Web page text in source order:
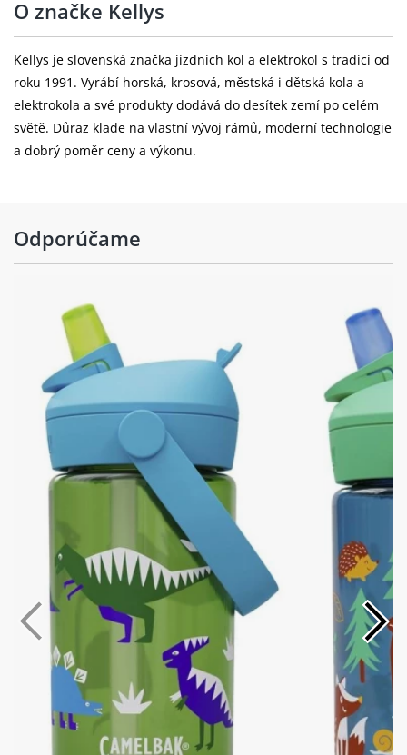
O značke Kellys
Kellys je slovenská značka jízdních kol a elektrokol s tradicí od
roku 1991. Vyrábí horská, krosová, městská i dětská kola a
elektrokola a své produkty dodává do desítek zemí po celém
světě. Důraz klade na vlastní vývoj rámů, moderní technologie
a dobrý poměr ceny a výkonu.
Odporúčame